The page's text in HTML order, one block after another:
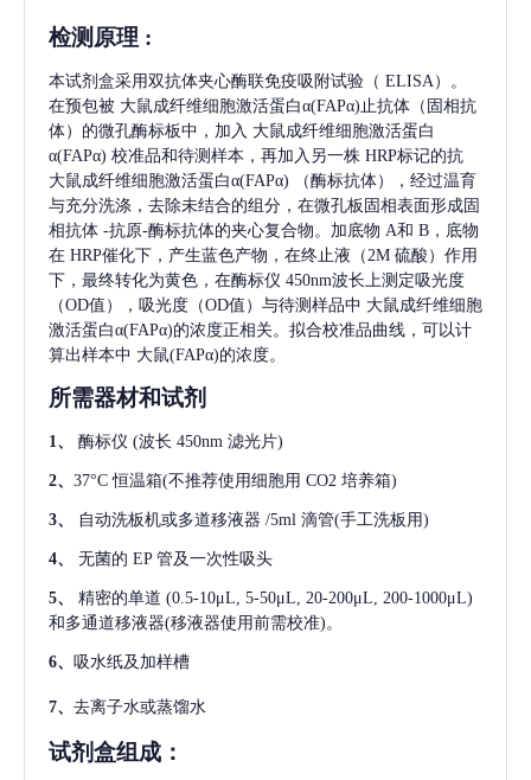
检测原理 :
本试剂盒采用双抗体夹心酶联免疫吸附试验（ ELISA）。
在预包被 大鼠成纤维细胞激活蛋白α(FAPα) 止抗体（固相抗
体）的微孔酶标板中，加入 大鼠成纤维细胞激活蛋白
α(FAPα) 校准品和待测样本，再加入另一株 HRP标记的抗
大鼠成纤维细胞激活蛋白α(FAPα)
（酶标抗体），经过温育
与充分洗涤，去除未结合的组分，在微孔板固相表面形成固
相抗体 -抗原-酶标抗体的夹心复合物。加底物 A和 B，底物
在 HRP催化下，产生蓝色产物，在终止液（2M 硫酸）作用
下，最终转化为黄色，在酶标仪 450nm波长上测定吸光度
（OD值），吸光度（OD值）与待测样品中 大鼠成纤维细胞
激活蛋白α(FAPα)的浓度正相关。拟合校准品曲线，可以计
算出样本中 大鼠(FAPα)的浓度。
所需器材和试剂
1、 酶标仪 (波长 450nm 滤光片)
2、 37°C 恒温箱(不推荐使用细胞用 CO2 培养箱)
3、 自动洗板机或多道移液器 /5ml 滴管(手工洗板用)
4、 无菌的 EP 管及一次性吸头
5、 精密的单道 (0.5-10μL, 5-50μL, 20-200μL, 200-1000μL)
和多通道移液器(移液器使用前需校准)。
6、 吸水纸及加样槽
7、 去离子水或蒸馏水
试剂盒组成：